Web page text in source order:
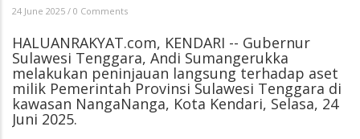
24 June 2025 / 0 Comments
HALUANRAKYAT.com, KENDARI -- Gubernur
Sulawesi Tenggara, Andi Sumangerukka
melakukan peninjauan langsung terhadap aset
milik Pemerintah Provinsi Sulawesi Tenggara di
kawasan NangaNanga, Kota Kendari, Selasa, 24
Juni 2025.